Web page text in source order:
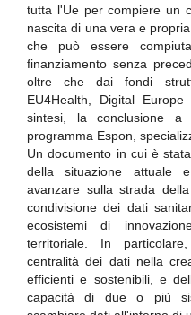
tutta l'Ue per compiere un
nascita di una vera e
che può essere
finanziamento senza
oltre che dai fondi
EU4Health, Digital
sintesi, la conclusione
programma Espon,
Un documento in cui è
della situazione attuale
avanzare sulla strada
condivisione dei dati
ecosistemi di
territoriale. In
centralità dei dati nella
efficienti e sostenibili, e
capacità di due o più